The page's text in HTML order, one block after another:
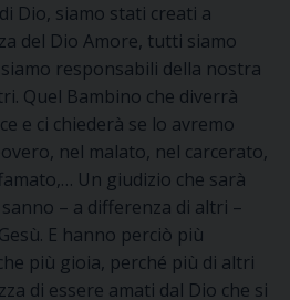
Dio, siamo stati creati a
del Dio Amore, tutti siamo
responsabili della nostra
Quel Bambino che diverrà
e ci chiederà se lo avremo
nel malato, nel carcerato,
Un giudizio che sarà
– a differenza di altri –
E hanno perciò più
più gioia, perché più di altri
di essere amati dal Dio che si